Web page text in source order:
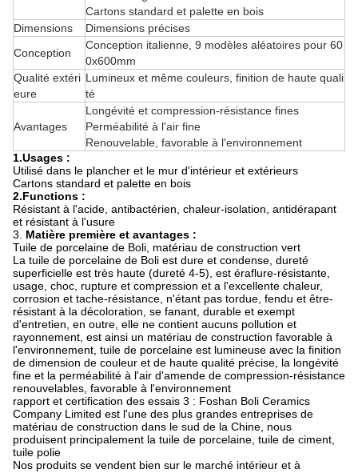
Cartons standard et palette en bois
Dimensions
Dimensions précises
Conception
Conception italienne, 9 modèles aléatoires pour 60
0x600mm
Qualité extéri
eure
Lumineux et même couleurs, finition de haute quali
té
Avantages
Longévité et compression-résistance fines
Perméabilité à l'air fine
Renouvelable, favorable à l'environnement
1.Usages :
Utilisé dans le plancher et le mur d'intérieur et extérieurs
Cartons standard et palette en bois
2.Functions :
Résistant à l'acide, antibactérien, chaleur-isolation, antidérapant
et résistant à l'usure
3. Matière première et avantages :
Tuile de porcelaine de Boli, matériau de construction vert
La tuile de porcelaine de Boli est dure et condense, dureté
superficielle est très haute (dureté 4-5), est éraflure-résistante,
usage, choc, rupture et compression et a l'excellente chaleur,
corrosion et tache-résistance, n'étant pas tordue, fendu et être-
résistant à la décoloration, se fanant, durable et exempt
d'entretien, en outre, elle ne contient aucuns pollution et
rayonnement, est ainsi un matériau de construction favorable à
l'environnement, tuile de porcelaine est lumineuse avec la finition
de dimension de couleur et de haute qualité précise, la longévité
fine et la perméabilité à l'air d'amende de compression-résistance
renouvelables, favorable à l'environnement
rapport et certification des essais 3 : Foshan Boli Ceramics
Company Limited est l'une des plus grandes entreprises de
matériau de construction dans le sud de la Chine, nous
produisent principalement la tuile de porcelaine, tuile de ciment,
tuile polie
Nos produits se vendent bien sur le marché intérieur et à